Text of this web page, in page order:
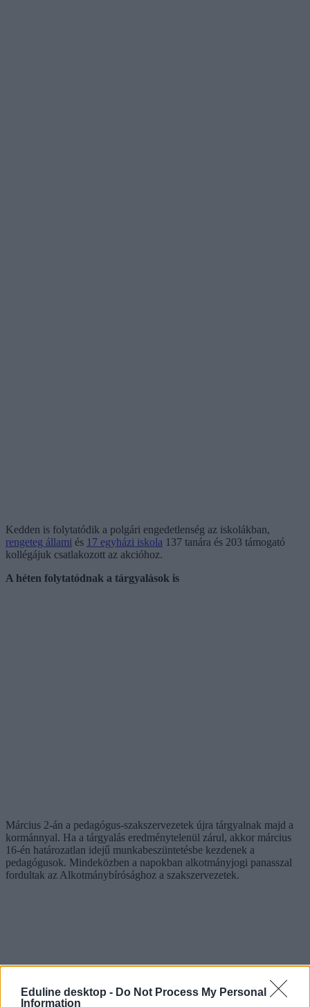
Eduline desktop - Do Not Process My Personal
Information
Kedden is folytatódik a polgári engedetlenség az iskolákban,
rengeteg állami és 17 egyházi iskola 137 tanára és 203 támogató
kollégájuk csatlakozott az akcióhoz.
A héten folytatódnak a tárgyalások is
Március 2-án a pedagógus-szakszervezetek újra tárgyalnak majd a
kormánnyal. Ha a tárgyalás eredménytelenül zárul, akkor március
16-én határozatlan idejű munkabeszüntetésbe kezdenek a
pedagógusok. Mindeközben a napokban alkotmányjogi panasszal
fordultak az Alkotmánybírósághoz a szakszervezetek.